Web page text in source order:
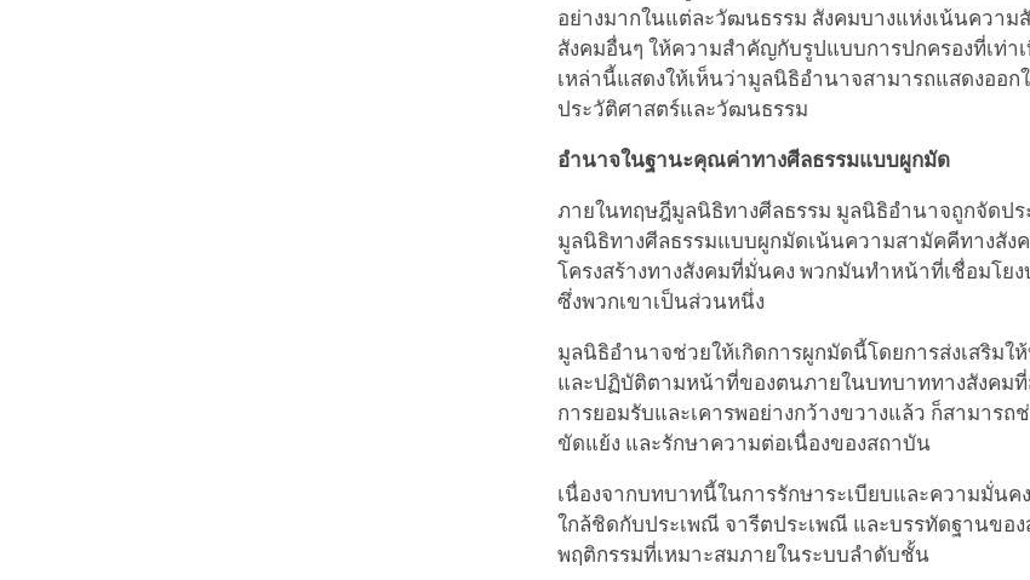
อย่างมากในแต่ละวัฒนธรรม สังคมบางแห่งเน้นควา
สังคมอื่นๆ ให้ความสำคัญกับรูปแบบการปกครองที่เท่
เหล่านี้แสดงให้เห็นว่ามูลนิธิอำนาจสามารถแสดงออ
ประวัติศาสตร์และวัฒนธรรม
อำนาจในฐานะคุณค่าทางศีลธรรมแบบผูกมัด
ภายในทฤษฎีมูลนิธิทางศีลธรรม มูลนิธิอำนาจถูกจัดป
มูลนิธิทางศีลธรรมแบบผูกมัดเน้นความสามัคคีทางสัง
โครงสร้างทางสังคมที่มั่นคง พวกมันทำหน้าที่เชื่อมโ
ซึ่งพวกเขาเป็นส่วนหนึ่ง
มูลนิธิอำนาจช่วยให้เกิดการผูกมัดนี้โดยการส่งเสริม
และปฏิบัติตามหน้าที่ของตนภายในบทบาททางสังคม
การยอมรับและเคารพอย่างกว้างขวางแล้ว ก็สามาร
ขัดแย้ง และรักษาความต่อเนื่องของสถาบัน
เนื่องจากบทบาทนี้ในการรักษาระเบียบและความมั่น
ใกล้ชิดกับประเพณี จารีตประเพณี และบรรทัดฐานข
พฤติกรรมที่เหมาะสมภายในระบบลำดับชั้น